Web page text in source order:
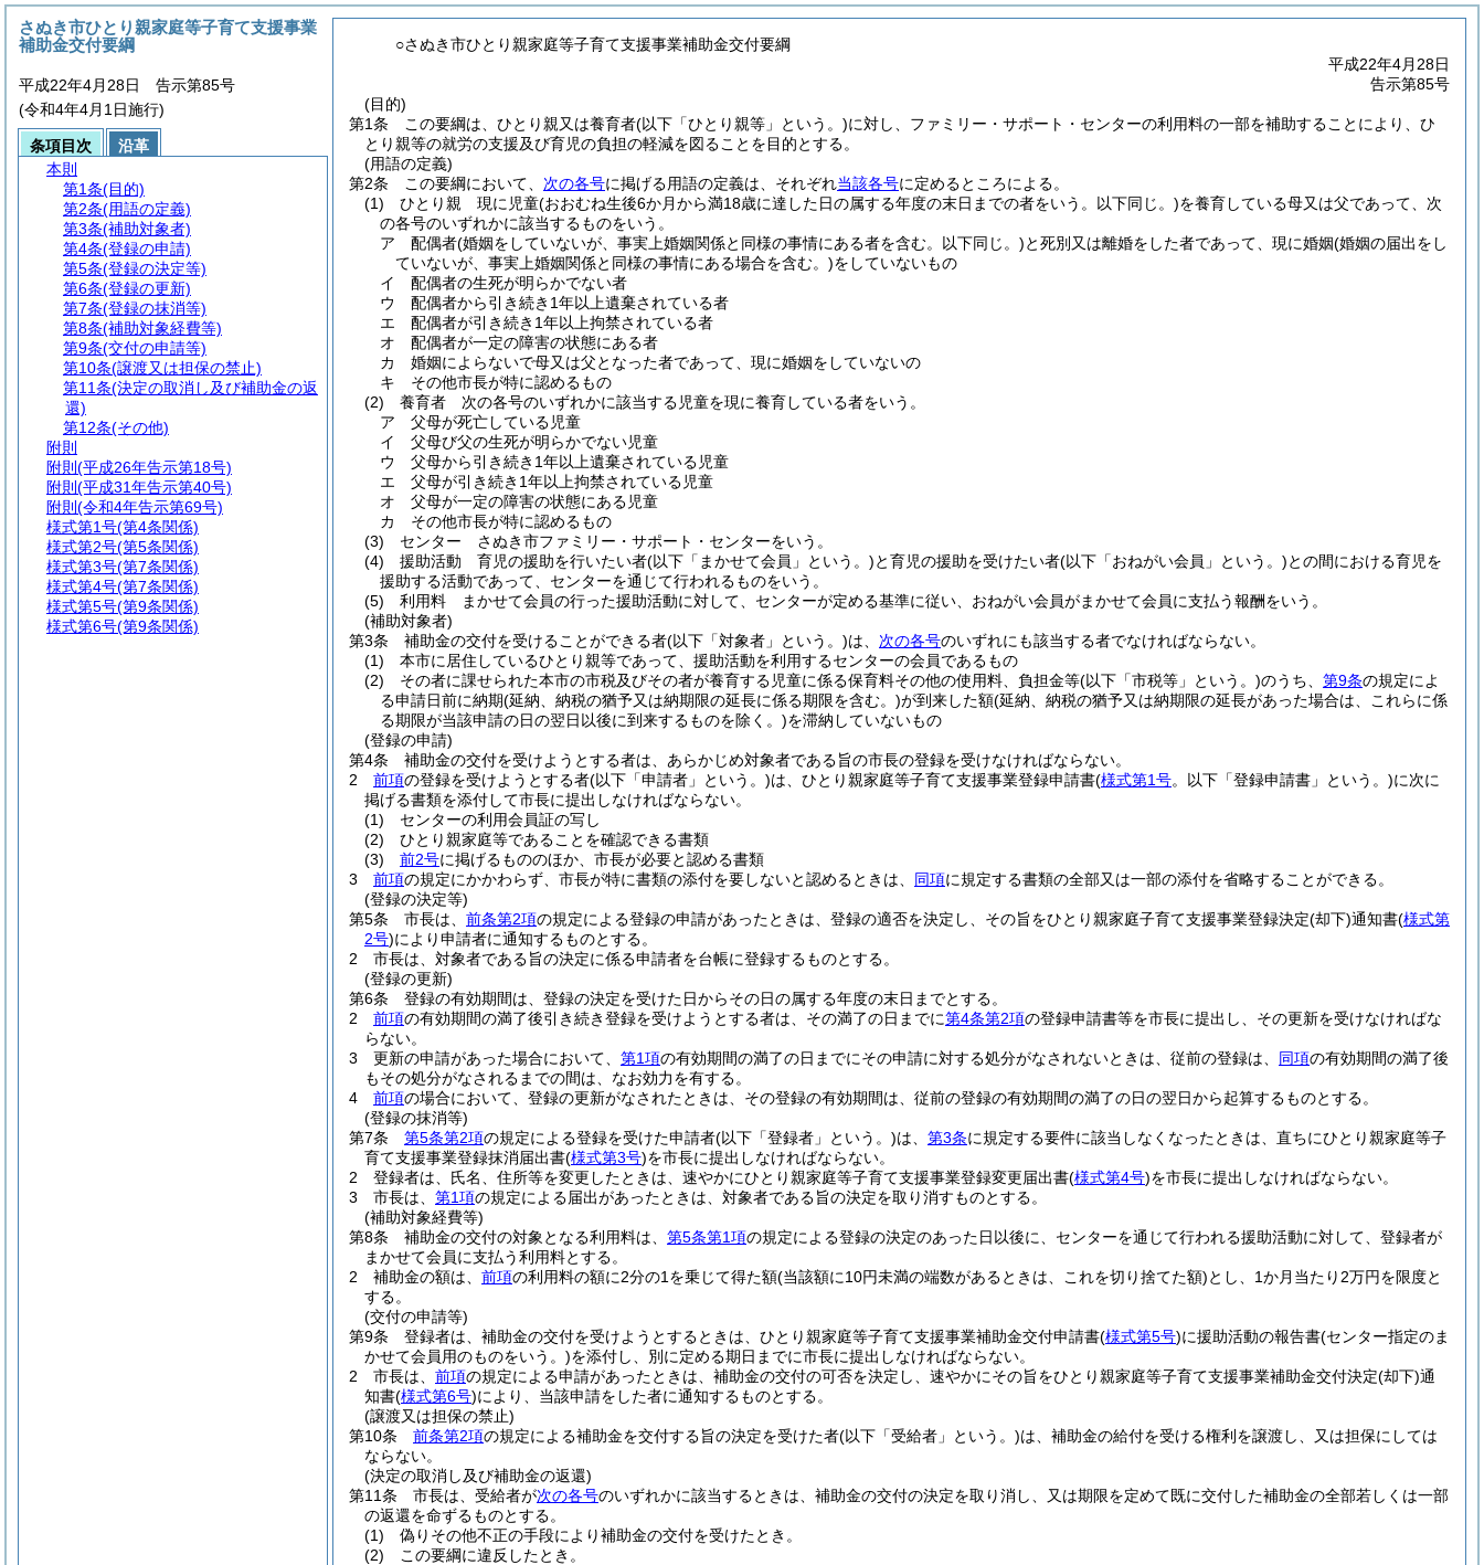
○さぬき市ひとり親家庭等子育て支援事業補助金交付要綱
平成22年4月28日
告示第85号
(目的)
第1条
この要綱は、ひとり親又は養育者(以下「ひとり親等」という。)に対し、ファミリー・サポート・センターの利用料の一部を補助することにより、ひ
とり親等の就労の支援及び育児の負担の軽減を図ることを目的とする。
(用語の定義)
第2条
この要綱において、 次の各号に掲げる用語の定義は、それぞれ当該各号に定めるところによる。
(1)
ひとり親 現に児童(おおむね生後6か月から満18歳に達した日の属する年度の末日までの者をいう。以下同じ。)を養育している母又は父であって、次
の各号のいずれかに該当するものをいう。
ア
配偶者(婚姻をしていないが、事実上婚姻関係と同様の事情にある者を含む。以下同じ。)と死別又は離婚をした者であって、現に婚姻(婚姻の届出をし
ていないが、事実上婚姻関係と同様の事情にある場合を含む。)をしていないもの
イ
配偶者の生死が明らかでない者
ウ
配偶者から引き続き1年以上遺棄されている者
エ
配偶者が引き続き1年以上拘禁されている者
オ
配偶者が一定の障害の状態にある者
カ
婚姻によらないで母又は父となった者であって、現に婚姻をしていないの
キ
その他市長が特に認めるもの
(2)
養育者 次の各号のいずれかに該当する児童を現に養育している者をいう。
ア
父母が死亡している児童
イ
父母び父の生死が明らかでない児童
ウ
父母から引き続き1年以上遺棄されている児童
エ
父母が引き続き1年以上拘禁されている児童
オ
父母が一定の障害の状態にある児童
カ
その他市長が特に認めるもの
(3)
センター さぬき市ファミリー・サポート・センターをいう。
(4)
援助活動 育児の援助を行いたい者(以下「まかせて会員」という。)と育児の援助を受けたい者(以下「おねがい会員」という。)との間における育児を
援助する活動であって、センターを通じて行われるものをいう。
(5)
利用料 まかせて会員の行った援助活動に対して、センターが定める基準に従い、おねがい会員がまかせて会員に支払う報酬をいう。
(補助対象者)
第3条
補助金の交付を受けることができる者(以下「対象者」という。)は、 次の各号のいずれにも該当する者でなければならない。
(1)
本市に居住しているひとり親等であって、援助活動を利用するセンターの会員であるもの
(2)
その者に課せられた本市の市税及びその者が養育する児童に係る保育料その他の使用料、負担金等(以下「市税等」という。)のうち、 第9条の規定によ
る申請日前に納期(延納、納税の猶予又は納期限の延長に係る期限を含む。)が到来した額(延納、納税の猶予又は納期限の延長があった場合は、これらに係
る期限が当該申請の日の翌日以後に到来するものを除く。)を滞納していないもの
(登録の申請)
第4条
補助金の交付を受けようとする者は、あらかじめ対象者である旨の市長の登録を受けなければならない。
2
前項の登録を受けようとする者(以下「申請者」という。)は、ひとり親家庭等子育て支援事業登録申請書(様式第1号。以下「登録申請書」という。)に次に
掲げる書類を添付して市長に提出しなければならない。
(1)
センターの利用会員証の写し
(2)
ひとり親家庭等であることを確認できる書類
(3)
前2号に掲げるもののほか、市長が必要と認める書類
3
前項の規定にかかわらず、市長が特に書類の添付を要しないと認めるときは、 同項に規定する書類の全部又は一部の添付を省略することができる。
(登録の決定等)
第5条
市長は、 前条第2項の規定による登録の申請があったときは、登録の適否を決定し、その旨をひとり親家庭子育て支援事業登録決定(却下)通知書(様式第
2号)により申請者に通知するものとする。
2
市長は、対象者である旨の決定に係る申請者を台帳に登録するものとする。
(登録の更新)
第6条
登録の有効期間は、登録の決定を受けた日からその日の属する年度の末日までとする。
2
前項の有効期間の満了後引き続き登録を受けようとする者は、その満了の日までに第4条第2項の登録申請書等を市長に提出し、その更新を受けなければな
らない。
3
更新の申請があった場合において、 第1項の有効期間の満了の日までにその申請に対する処分がなされないときは、従前の登録は、 同項の有効期間の満了後
もその処分がなされるまでの間は、なお効力を有する。
4
前項の場合において、登録の更新がなされたときは、その登録の有効期間は、従前の登録の有効期間の満了の日の翌日から起算するものとする。
(登録の抹消等)
第7条
第5条第2項の規定による登録を受けた申請者(以下「登録者」という。)は、 第3条に規定する要件に該当しなくなったときは、直ちにひとり親家庭等子
育て支援事業登録抹消届出書(様式第3号)を市長に提出しなければならない。
2
登録者は、氏名、住所等を変更したときは、速やかにひとり親家庭等子育て支援事業登録変更届出書(様式第4号)を市長に提出しなければならない。
3
市長は、 第1項の規定による届出があったときは、対象者である旨の決定を取り消すものとする。
(補助対象経費等)
第8条
補助金の交付の対象となる利用料は、 第5条第1項の規定による登録の決定のあった日以後に、センターを通じて行われる援助活動に対して、登録者が
まかせて会員に支払う利用料とする。
2
補助金の額は、 前項の利用料の額に2分の1を乗じて得た額(当該額に10円未満の端数があるときは、これを切り捨てた額)とし、1か月当たり2万円を限度と
する。
(交付の申請等)
第9条
登録者は、補助金の交付を受けようとするときは、ひとり親家庭等子育て支援事業補助金交付申請書(様式第5号)に援助活動の報告書(センター指定のま
かせて会員用のものをいう。)を添付し、別に定める期日までに市長に提出しなければならない。
2
市長は、 前項の規定による申請があったときは、補助金の交付の可否を決定し、速やかにその旨をひとり親家庭等子育て支援事業補助金交付決定(却下)通
知書(様式第6号)により、当該申請をした者に通知するものとする。
(譲渡又は担保の禁止)
第10条
前条第2項の規定による補助金を交付する旨の決定を受けた者(以下「受給者」という。)は、補助金の給付を受ける権利を譲渡し、又は担保にしては
ならない。
(決定の取消し及び補助金の返還)
第11条
市長は、受給者が次の各号のいずれかに該当するときは、補助金の交付の決定を取り消し、又は期限を定めて既に交付した補助金の全部若しくは一部
の返還を命ずるものとする。
(1)
偽りその他不正の手段により補助金の交付を受けたとき。
(2)
この要綱に違反したとき。
さぬき市ひとり親家庭等子育て支援事業
補助金交付要綱
平成22年4月28日 告示第85号
(令和4年4月1日施行)
条項目次
沿革
本則
第1条(目的)
第2条(用語の定義)
第3条(補助対象者)
第4条(登録の申請)
第5条(登録の決定等)
第6条(登録の更新)
第7条(登録の抹消等)
第8条(補助対象経費等)
第9条(交付の申請等)
第10条(譲渡又は担保の禁止)
第11条(決定の取消し及び補助金の返
還)
第12条(その他)
附則
附則 (平成26年告示第18号)
附則 (平成31年告示第40号)
附則 (令和4年告示第69号)
様式第1号(第4条関係)
様式第2号(第5条関係)
様式第3号(第7条関係)
様式第4号(第7条関係)
様式第5号(第9条関係)
様式第6号(第9条関係)